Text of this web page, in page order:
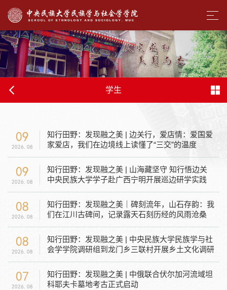
学生
09
2026.08
知行田野：发现融之美 | 边关行，爱店情：爱国爱
家爱店，我们在边境线上读懂了“三交”的温度
09
2026.08
知行田野：发现融之美 | 山海藏坚守 知行悟边关
中央民族大学学子赴广西宁明开展巡边研学实践
08
2026.08
知行田野：发现融之美｜碑刻流年，山石存韵：我
们在江川古碑间，记录露天石刻历经的风雨沧桑
08
2026.08
知行田野：发现融之美 | 中央民族大学民族学与社
会学学院调研组到龙门乡三联村开展乡土文化调研
07
2026.08
知行田野：发现融之美 | 中俄联合伏尔加河流域坦
科耶夫卡墓地考古正式启动